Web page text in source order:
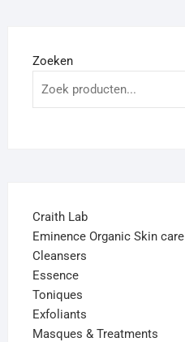
Zoeken
Craith Lab
Eminence Organic Skin care
Cleansers
Essence
Toniques
Exfoliants
Masques & Treatments